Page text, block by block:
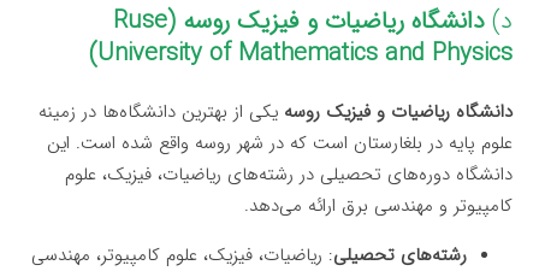
د)
دانشگاه ریاضیات و فیزیک روسه (Ruse
University of Mathematics and Physics)
دانشگاه ریاضیات و فیزیک روسه یکی از بهترین دانشگاه‌ها در زمینه
علوم پایه در بلغارستان است که در شهر روسه واقع شده است. این
دانشگاه دوره‌های تحصیلی در رشته‌های ریاضیات، فیزیک، علوم
کامپیوتر و مهندسی برق ارائه می‌دهد.
رشته‌های تحصیلی: ریاضیات، فیزیک، علوم کامپیوتر، مهندسی